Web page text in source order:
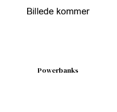
Powerbanks